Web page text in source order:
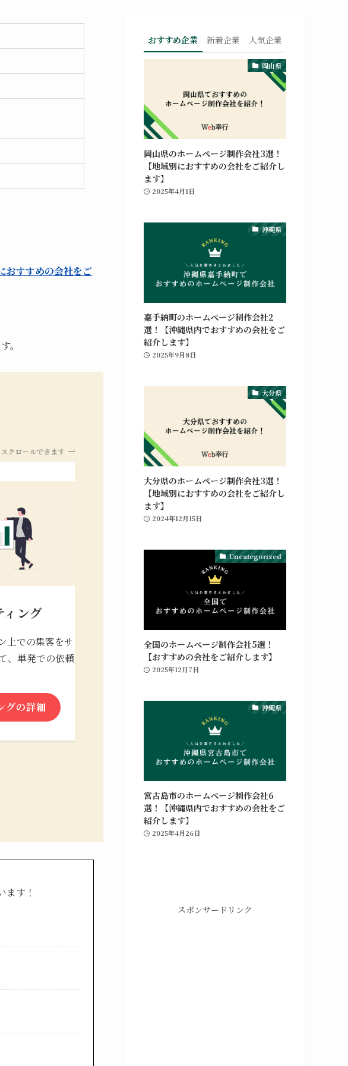
おすすめの会社をご
。
スクロールできます
ィング
での集客をサポ
単発での依頼や
グの詳細
グラフィックデザイン
ホームページの制作や修正対応、納品後の管理
までを行っています。Webマーケティング支
援との併用も可能です。
グラフィックデザインの詳細
す！
おすすめ企業 新着企業 人気企業
岡山県
岡山県のホームページ制作会社3選！
【地域別におすすめの会社をご紹介し
ます】
2025年4月1日
沖縄県
嘉手納町のホームページ制作会社2
選！【沖縄県内でおすすめの会社をご
紹介します】
2025年9月8日
大分県
大分県のホームページ制作会社3選！
【地域別におすすめの会社をご紹介し
ます】
2024年12月15日
Uncategorized
全国のホームページ制作会社5選！
【おすすめの会社をご紹介します】
2025年12月7日
沖縄県
宮古島市のホームページ制作会社6
選！【沖縄県内でおすすめの会社をご
紹介します】
2025年4月26日
スポンサードリンク